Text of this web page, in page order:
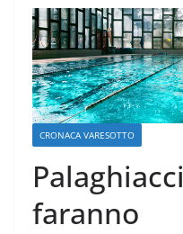
CRONACA VARESOTTO
faranno